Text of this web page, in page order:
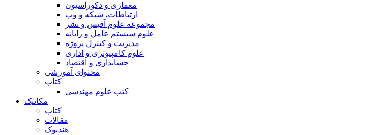
معماری و دکوراسیون
ارتباطات، شبکه و وب
مجموعه علوم آفیس و نشر
علوم سیستم عامل و رایانه
مدیریت و کنترل پروژه
علوم کامپیوتری و اداری
حسابداری و اقتصاد
محتوای آموزشی
کتاب
کتب علوم مهندسی
مکانیک
کتاب
مقالات
هندبوک